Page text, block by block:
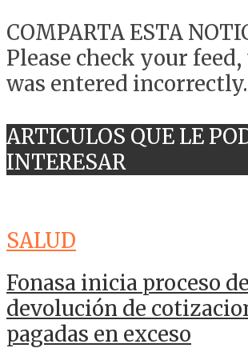
COMPARTA ESTA
Please check your
was entered incorrectly.
ARTICULOS QUE LE
INTERESAR
SALUD
Fonasa inicia proceso de
devolución de
pagadas en exceso